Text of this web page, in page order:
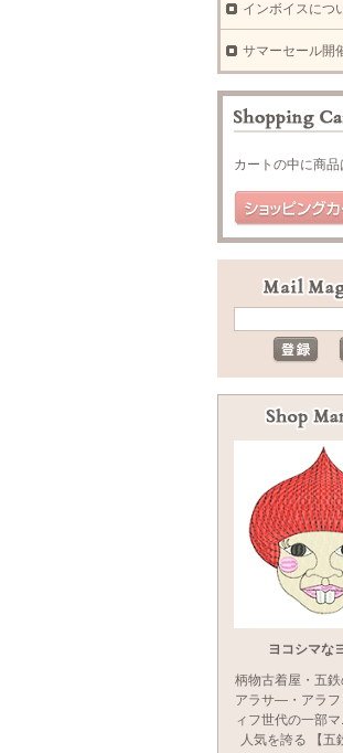
インボイスにつ
サマーセール開
カートの中に商
ヨコシマな
柄物古着屋・五鉄
アラサ―・アラフ
ィフ世代の一部
人気を誇る 【五